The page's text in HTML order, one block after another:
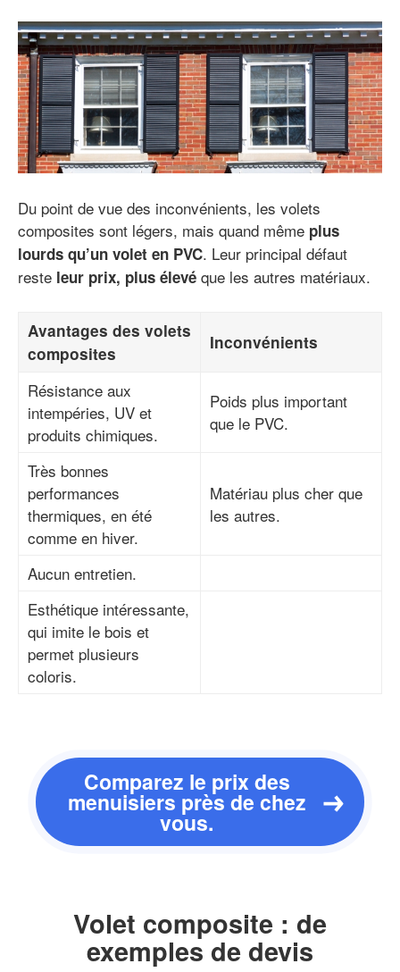
Du point de vue des inconvénients, les volets
composites sont légers, mais quand même plus
lourds qu’un volet en PVC. Leur principal défaut
reste leur prix, plus élevé que les autres matériaux.
Avantages des volets
composites
Inconvénients
Résistance aux
intempéries, UV et
produits chimiques.
Poids plus important
que le PVC.
Très bonnes
performances
thermiques, en été
comme en hiver.
Matériau plus cher que
les autres.
Aucun entretien.
Esthétique intéressante,
qui imite le bois et
permet plusieurs
coloris.
Comparez le prix des
menuisiers près de chez
vous.
Volet composite : de
exemples de devis